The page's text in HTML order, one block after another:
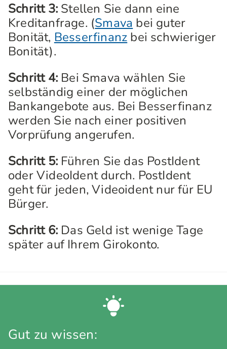
Schritt 3: Stellen Sie dann eine
Kreditanfrage. (Smava bei guter
Bonität, Besserfinanz bei schwieriger
Bonität).
Schritt 4: Bei Smava wählen Sie
selbständig einer der möglichen
Bankangebote aus. Bei Besserfinanz
werden Sie nach einer positiven
Vorprüfung angerufen.
Schritt 5: Führen Sie das PostIdent
oder VideoIdent durch. PostIdent
geht für jeden, Videoident nur für EU
Bürger.
Schritt 6: Das Geld ist wenige Tage
später auf Ihrem Girokonto.
Gut zu wissen: